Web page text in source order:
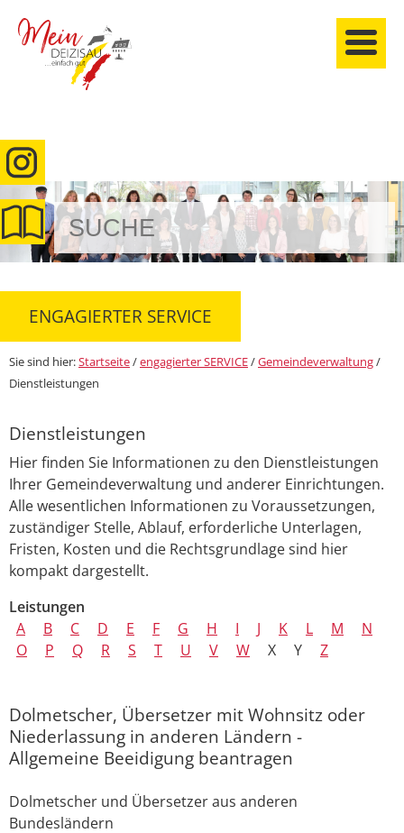
anmelden
ENGAGIERTER SERVICE
Sie sind hier:Startseite/engagierter SERVICE/Gemeindeverwaltung/
Dienstleistungen
Dienstleistungen
Hier finden Sie Informationen zu den Dienstleistungen
Ihrer Gemeindeverwaltung und anderer Einrichtungen.
Alle wesentlichen Informationen zu Voraussetzungen,
zuständiger Stelle, Ablauf, erforderliche Unterlagen,
Fristen, Kosten und die Rechtsgrundlage sind hier
kompakt dargestellt.
Leistungen
A
B C D E F G H I J K L M
N
O
P Q R S T U V W X Y Z
Dolmetscher, Übersetzer mit Wohnsitz oder
Niederlassung in anderen Ländern -
Allgemeine Beeidigung beantragen
Dolmetscher und Übersetzer aus anderen
Bundesländern